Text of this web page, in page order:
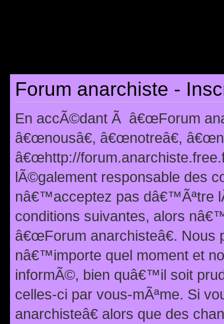
Forum anarchiste -
En accÃ©dant Ã â€œForum
â€œnousâ€, â€œnotreâ€,
â€œhttp://
lÃ©galement responsable des
nâ€™acceptez pas dâ€™Ãªtre
conditions suivantes, alors
â€œForum anarchisteâ€.
nâ€™importe quel moment et
informÃ©, bien quâ€™il soit
celles-ci par vous-mÃªme. Si
anarchisteâ€ alors que des